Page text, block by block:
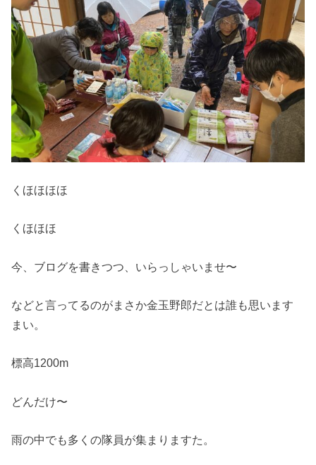
くほほほほ
くほほほ
今、ブログを書きつつ、いらっしゃいませ〜
などと言ってるのがまさか金玉野郎だとは誰も思います
まい。
標高1200m
どんだけ〜
雨の中でも多くの隊員が集まりますた。